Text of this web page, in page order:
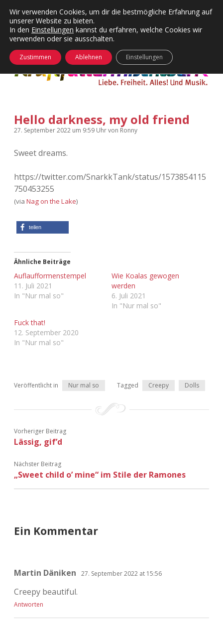
Kategorien
Menü
24 Hours Chilling
Die Wende
KFMW-Disco
KFMW-Disco
Dates
Contact
Adventskalender 2015
Adventskalender 2016
Adventskalender 2017
Adventskalender 2019
Adventskalender 2020
Adventskalender 2023
facebook
instagram
rss soundcloud
vimeoBluesky
öffnen
Hello darkness, my old friend
27. September 2022 um 9:59 Uhrvon Ronny
Sweet dreams.
https://twitter.com/SnarkkTank/status/1573854115
750453255
(via Nag on the Lake)
teilen
Ähnliche Beiträge
Auflaufformenstempel
11. Juli 2021
In "Nur mal so"
Wie Koalas gewogen
werden
6. Juli 2021
In "Nur mal so"
Fuck that!
12. September 2020
In "Nur mal so"
Veröffentlicht in Nur mal so Tagged Creepy Dolls
Vorheriger Beitrag
Lässig, gif’d
Nächster Beitrag
„Sweet child o’ mine“ im Stile der Ramones
Ein Kommentar
Martin Däniken 27. September 2022 at 15:56
Creepy beautiful.
Antworten
Wir verwenden Cookies, um dir die bestmögliche Erfahrung auf
unserer Website zu bieten.
In den Einstellungen kannst du erfahren, welche Cookies wir
verwenden oder sie ausschalten.
Zustimmen Ablehnen Einstellungen